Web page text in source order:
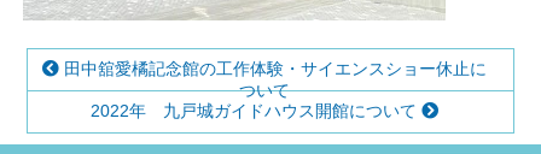
田中舘愛橘記念館の工作体験・サイエンスショー休止に
ついて
2022年 九戸城ガイドハウス開館について